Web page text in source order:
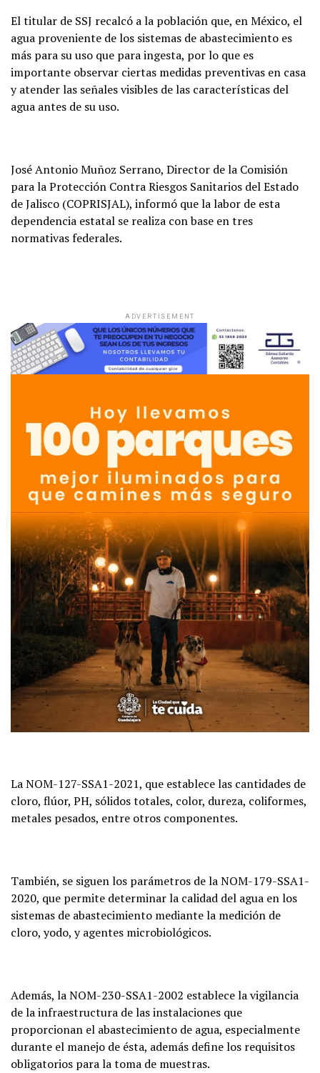
El titular de SSJ recalcó a la población que, en México, el
agua proveniente de los sistemas de abastecimiento es
más para su uso que para ingesta, por lo que es
importante observar ciertas medidas preventivas en casa
y atender las señales visibles de las características del
agua antes de su uso.
José Antonio Muñoz Serrano, Director de la Comisión
para la Protección Contra Riesgos Sanitarios del Estado
de Jalisco (COPRISJAL), informó que la labor de esta
dependencia estatal se realiza con base en tres
normativas federales.
ADVERTISEMENT
La NOM-127-SSA1-2021, que establece las cantidades de
cloro, flúor, PH, sólidos totales, color, dureza, coliformes,
metales pesados, entre otros componentes.
También, se siguen los parámetros de la NOM-179-SSA1-
2020, que permite determinar la calidad del agua en los
sistemas de abastecimiento mediante la medición de
cloro, yodo, y agentes microbiológicos.
Además, la NOM-230-SSA1-2002 establece la vigilancia
de la infraestructura de las instalaciones que
proporcionan el abastecimiento de agua, especialmente
durante el manejo de ésta, además define los requisitos
obligatorios para la toma de muestras.